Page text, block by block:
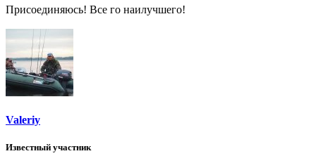
Присоединяюсь! Все го наилучшего!
Valeriy
Известный участник